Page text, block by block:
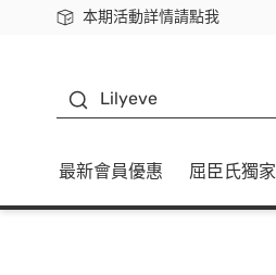
本期活動詳情請點我
下載app最高回饋$350
Lilyeve
最新會員優惠 屈臣氏獨家